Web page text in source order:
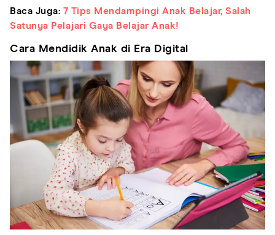
Baca Juga: 7 Tips Mendampingi Anak Belajar, Salah
Satunya Pelajari Gaya Belajar Anak!
Cara Mendidik Anak di Era Digital